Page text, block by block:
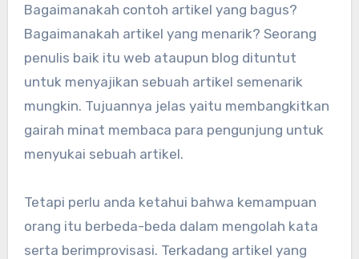
Bagaimanakah contoh artikel yang bagus?
Bagaimanakah artikel yang menarik? Seorang
penulis baik itu web ataupun blog dituntut
untuk menyajikan sebuah artikel semenarik
mungkin. Tujuannya jelas yaitu membangkitkan
gairah minat membaca para pengunjung untuk
menyukai sebuah artikel.
Tetapi perlu anda ketahui bahwa kemampuan
orang itu berbeda-beda dalam mengolah kata
serta berimprovisasi. Terkadang artikel yang